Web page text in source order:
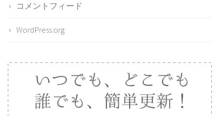
コメントフィード
WordPress.org